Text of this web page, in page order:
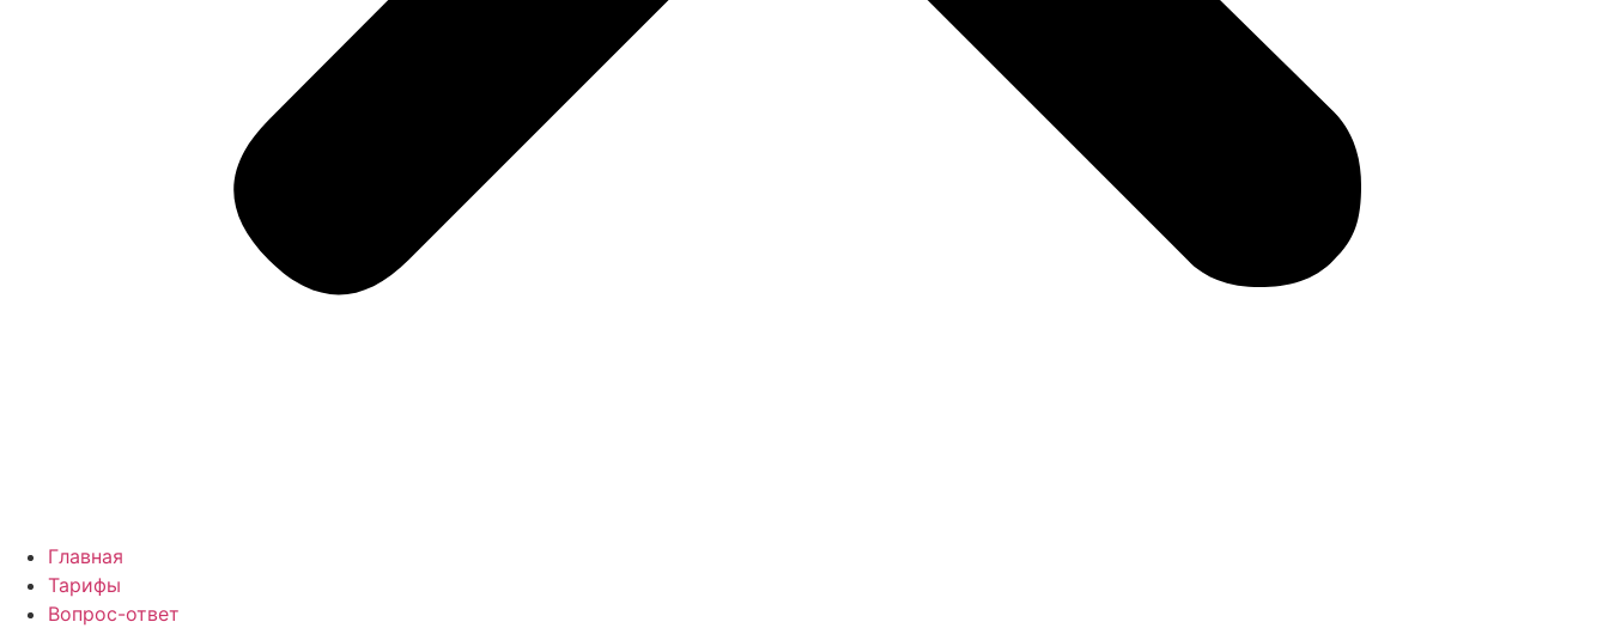
Главная
Тарифы
Вопрос-ответ